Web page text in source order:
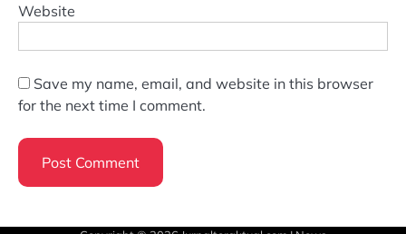
Website
Save my name, email, and website in this browser
for the next time I comment.